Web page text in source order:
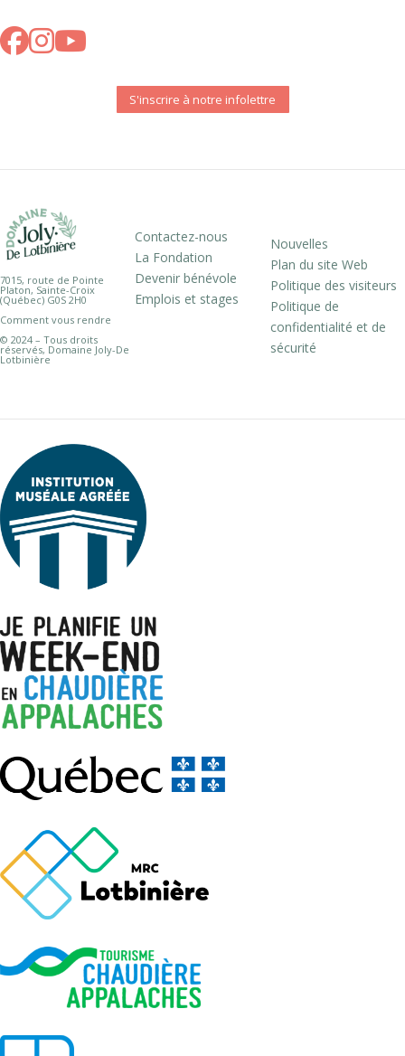
S'inscrire à notre infolettre
7015, route de Pointe
Platon, Sainte-Croix
(Québec) G0S 2H0
Comment vous rendre
© 2024 – Tous droits
réservés, Domaine Joly-De
Lotbinière
Contactez-nous
La Fondation
Devenir bénévole
Emplois et stages
Nouvelles
Plan du site Web
Politique des visiteurs
Politique de
confidentialité et de
sécurité